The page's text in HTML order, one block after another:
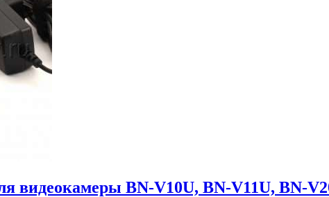
видеокамеры BN-V10U, BN-V11U, BN-